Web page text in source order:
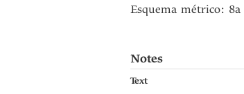
Esquema métrico:
Notes
Text